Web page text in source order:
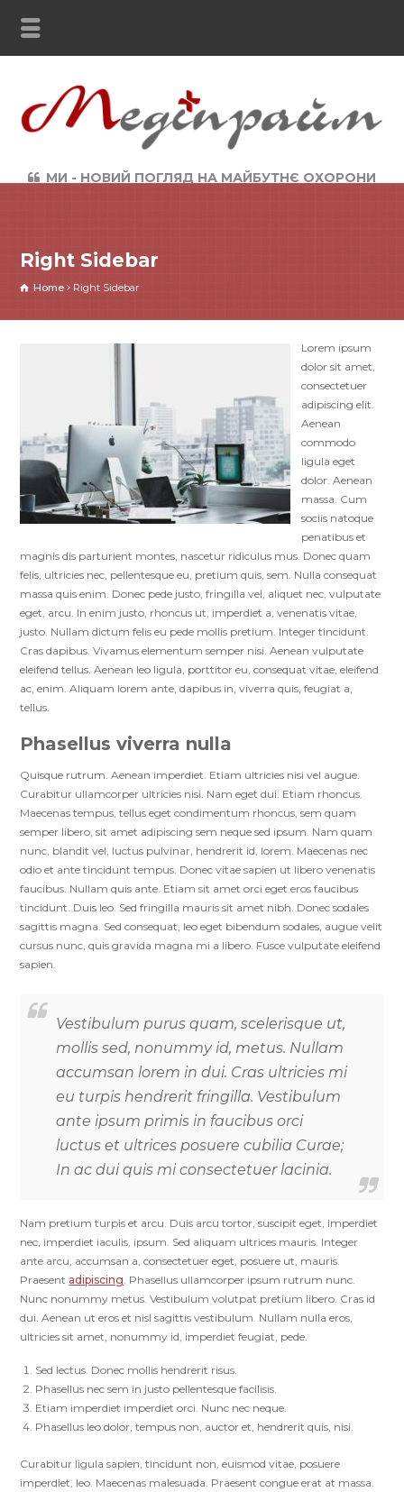
МИ - НОВИЙ ПОГЛЯД НА МАЙБУТНЄ ОХОРОНИ
Right Sidebar
Home Right Sidebar
Lorem ipsum
dolor sit amet,
consectetuer
adipiscing elit.
Aenean
commodo
ligula eget
dolor. Aenean
massa. Cum
sociis natoque
penatibus et
magnis dis parturient montes, nascetur ridiculus mus. Donec quam
felis, ultricies nec, pellentesque eu, pretium quis, sem. Nulla consequat
massa quis enim. Donec pede justo, fringilla vel, aliquet nec, vulputate
eget, arcu. In enim justo, rhoncus ut, imperdiet a, venenatis vitae,
justo. Nullam dictum felis eu pede mollis pretium. Integer tincidunt.
Cras dapibus. Vivamus elementum semper nisi. Aenean vulputate
eleifend tellus. Aenean leo ligula, porttitor eu, consequat vitae, eleifend
ac, enim. Aliquam lorem ante, dapibus in, viverra quis, feugiat a,
tellus.
Phasellus viverra nulla
Quisque rutrum. Aenean imperdiet. Etiam ultricies nisi vel augue.
Curabitur ullamcorper ultricies nisi. Nam eget dui. Etiam rhoncus.
Maecenas tempus, tellus eget condimentum rhoncus, sem quam
semper libero, sit amet adipiscing sem neque sed ipsum. Nam quam
nunc, blandit vel, luctus pulvinar, hendrerit id, lorem. Maecenas nec
odio et ante tincidunt tempus. Donec vitae sapien ut libero venenatis
faucibus. Nullam quis ante. Etiam sit amet orci eget eros faucibus
tincidunt. Duis leo. Sed fringilla mauris sit amet nibh. Donec sodales
sagittis magna. Sed consequat, leo eget bibendum sodales, augue velit
cursus nunc, quis gravida magna mi a libero. Fusce vulputate eleifend
sapien.
Vestibulum purus quam, scelerisque ut,
mollis sed, nonummy id, metus. Nullam
accumsan lorem in dui. Cras ultricies mi
eu turpis hendrerit fringilla. Vestibulum
ante ipsum primis in faucibus orci
luctus et ultrices posuere cubilia Curae;
In ac dui quis mi consectetuer lacinia.
Nam pretium turpis et arcu. Duis arcu tortor, suscipit eget, imperdiet
nec, imperdiet iaculis, ipsum. Sed aliquam ultrices mauris. Integer
ante arcu, accumsan a, consectetuer eget, posuere ut, mauris.
Praesent adipiscing . Phasellus ullamcorper ipsum rutrum nunc.
Nunc nonummy metus. Vestibulum volutpat pretium libero. Cras id
dui. Aenean ut eros et nisl sagittis vestibulum. Nullam nulla eros,
ultricies sit amet, nonummy id, imperdiet feugiat, pede.
Sed lectus. Donec mollis hendrerit risus.
Phasellus nec sem in justo pellentesque facilisis.
Etiam imperdiet imperdiet orci. Nunc nec neque.
Phasellus leo dolor, tempus non, auctor et, hendrerit quis, nisi.
Curabitur ligula sapien, tincidunt non, euismod vitae, posuere
imperdiet, leo. Maecenas malesuada. Praesent congue erat at massa.